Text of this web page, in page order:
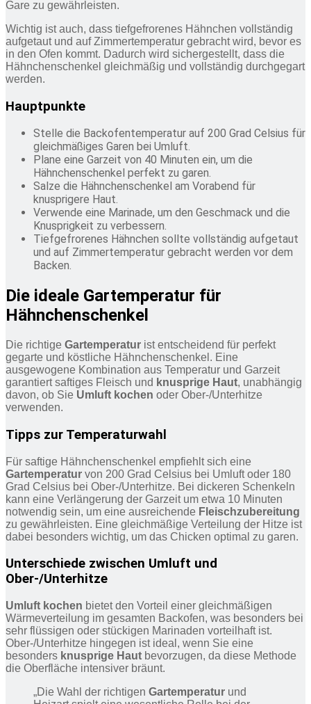
Gare zu gewährleisten.
Wichtig ist auch, dass tiefgefrorenes Hähnchen vollständig
aufgetaut und auf Zimmertemperatur gebracht wird, bevor es
in den Ofen kommt. Dadurch wird sichergestellt, dass die
Hähnchenschenkel gleichmäßig und vollständig durchgegart
werden.
Hauptpunkte
Stelle die Backofentemperatur auf 200 Grad Celsius für
gleichmäßiges Garen bei Umluft.
Plane eine Garzeit von 40 Minuten ein, um die
Hähnchenschenkel perfekt zu garen.
Salze die Hähnchenschenkel am Vorabend für
knusprigere Haut.
Verwende eine Marinade, um den Geschmack und die
Knusprigkeit zu verbessern.
Tiefgefrorenes Hähnchen sollte vollständig aufgetaut
und auf Zimmertemperatur gebracht werden vor dem
Backen.
Die ideale Gartemperatur für
Hähnchenschenkel
Die richtige Gartemperatur ist entscheidend für perfekt
gegarte und köstliche Hähnchenschenkel. Eine
ausgewogene Kombination aus Temperatur und Garzeit
garantiert saftiges Fleisch und knusprige Haut, unabhängig
davon, ob Sie Umluft kochen oder Ober-/Unterhitze
verwenden.
Tipps zur Temperaturwahl
Für saftige Hähnchenschenkel empfiehlt sich eine
Gartemperatur von 200 Grad Celsius bei Umluft oder 180
Grad Celsius bei Ober-/Unterhitze. Bei dickeren Schenkeln
kann eine Verlängerung der Garzeit um etwa 10 Minuten
notwendig sein, um eine ausreichende Fleischzubereitung
zu gewährleisten. Eine gleichmäßige Verteilung der Hitze ist
dabei besonders wichtig, um das Chicken optimal zu garen.
Unterschiede zwischen Umluft und
Ober-/Unterhitze
Umluft kochen bietet den Vorteil einer gleichmäßigen
Wärmeverteilung im gesamten Backofen, was besonders bei
sehr flüssigen oder stückigen Marinaden vorteilhaft ist.
Ober-/Unterhitze hingegen ist ideal, wenn Sie eine
besonders knusprige Haut bevorzugen, da diese Methode
die Oberfläche intensiver bräunt.
„Die Wahl der richtigen Gartemperatur und